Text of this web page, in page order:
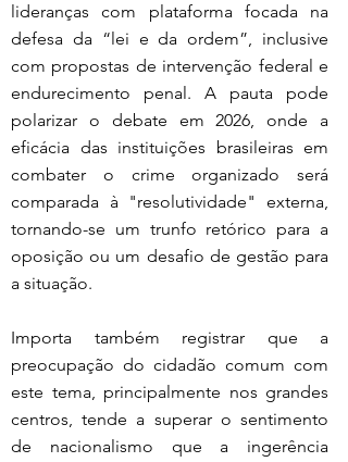
lideranças com plataforma focada na
defesa da “lei e da ordem”, inclusive
com propostas de intervenção federal e
endurecimento penal. A pauta pode
polarizar o debate em 2026, onde a
eficácia das instituições brasileiras em
combater o crime organizado será
comparada à "resolutividade" externa,
tornando-se um trunfo retórico para a
oposição ou um desafio de gestão para
a situação.
Importa também registrar que a
preocupação do cidadão comum com
este tema, principalmente nos grandes
centros, tende a superar o sentimento
de nacionalismo que a ingerência